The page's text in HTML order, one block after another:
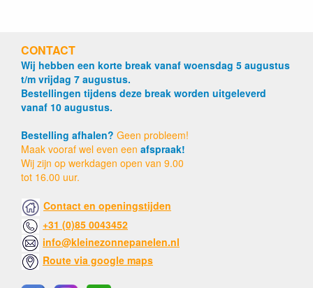
CONTACT
Wij hebben een korte break vanaf woensdag 5 augustus
t/m vrijdag 7 augustus.
Bestellingen tijdens deze break worden uitgeleverd
vanaf 10 augustus.
Bestelling afhalen? Geen probleem!
Maak vooraf wel even een afspraak!
Wij zijn op werkdagen open van 9.00
tot 16.00 uur.
Contact en openingstijden
+31 (0)85 0043452
info@kleinezonnepanelen.nl
Route via google maps